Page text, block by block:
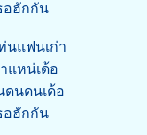
อฮักกัน
นแฟนเก่า
แหน่เด้อ
ดนดนเด้อ
อฮักกัน